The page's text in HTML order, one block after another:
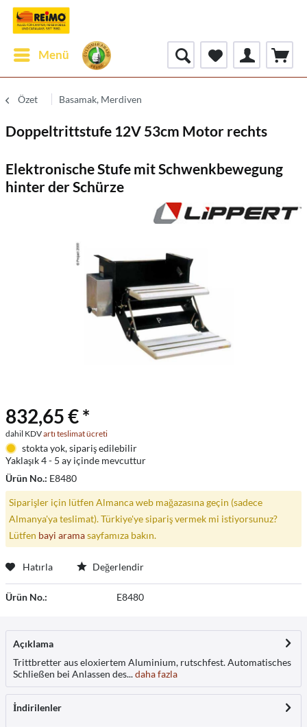
Menü
Özet Basamak, Merdiven
Doppeltrittstufe 12V 53cm Motor rechts
Elektronische Stufe mit Schwenkbewegung
hinter der Schürze
832,65 € *
dahil KDVartı teslimat ücreti
stokta yok, sipariş edilebilir
Yaklaşık 4 - 5 ay içinde mevcuttur
Ürün No.: E8480
Siparişler için lütfen Almanca web mağazasına geçin (sadece
Almanya'ya teslimat). Türkiye'ye sipariş vermek mi istiyorsunuz?
Lütfen bayi aramasayfamıza bakın.
Hatırla Değerlendir
Ürün No.: E8480
Açıklama
Trittbretter aus eloxiertem Aluminium, rutschfest. Automatisches
Schließen bei Anlassen des...daha fazla
İndirilenler